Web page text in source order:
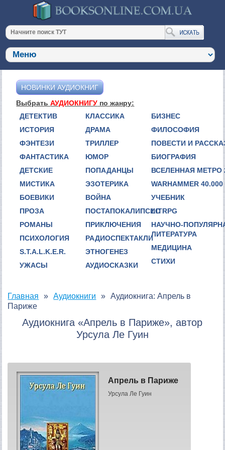
НОВИНКИ АУДИОКНИГ
ВыбратьАУДИОКНИГУ по жанру:
ДЕТЕКТИВ
ИСТОРИЯ
ФЭНТЕЗИ
ФАНТАСТИКА
ДЕТСКИЕ
МИСТИКА
БОЕВИКИ
ПРОЗА
РОМАНЫ
ПСИХОЛОГИЯ
S.T.A.L.K.E.R.
УЖАСЫ
КЛАССИКА
ДРАМА
ТРИЛЛЕР
ЮМОР
ПОПАДАНЦЫ
ЭЗОТЕРИКА
ВОЙНА
ПОСТАПОКАЛИПСИС
ПРИКЛЮЧЕНИЯ
РАДИОСПЕКТАКЛИ
ЭТНОГЕНЕЗ
АУДИОСКАЗКИ
БИЗНЕС
ФИЛОСОФИЯ
ПОВЕСТИ И
БИОГРАФИЯ
ВСЕЛЕННАЯ МЕТРО
WARHAMMER 40.000
УЧЕБНИК
LITRPG
НАУЧНО-
ЛИТЕРАТУРА
МЕДИЦИНА
СТИХИ
Главная Аудиокниги
Аудиокнига: Апрель в
Париже
Аудиокнига «Апрель в Париже», автор
Урсула Ле Гуин
Апрель в Париже
Урсула Ле Гуин